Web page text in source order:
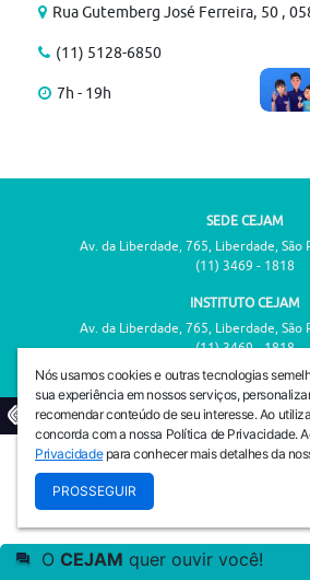
Rua Gutemberg José Ferreira, 50 ,
(11) 5128-6850
7h - 19h
SEDE CEJAM
Av. da Liberdade, 765, Liberdade, São
(11) 3469 - 1818
INSTITUTO CEJAM
Av. da Liberdade, 765, Liberdade, São
(11) 3469 - 1818
© 2026
Nós usamos cookies e outras tecnologias
sua experiência em nossos serviços,
recomendar conteúdo de seu interesse. Ao
concorda com a nossa Política de Privacidade.
Privacidadepara conhecer mais detalhes da
PROSSEGUIR
O CEJAM quer ouvir você!